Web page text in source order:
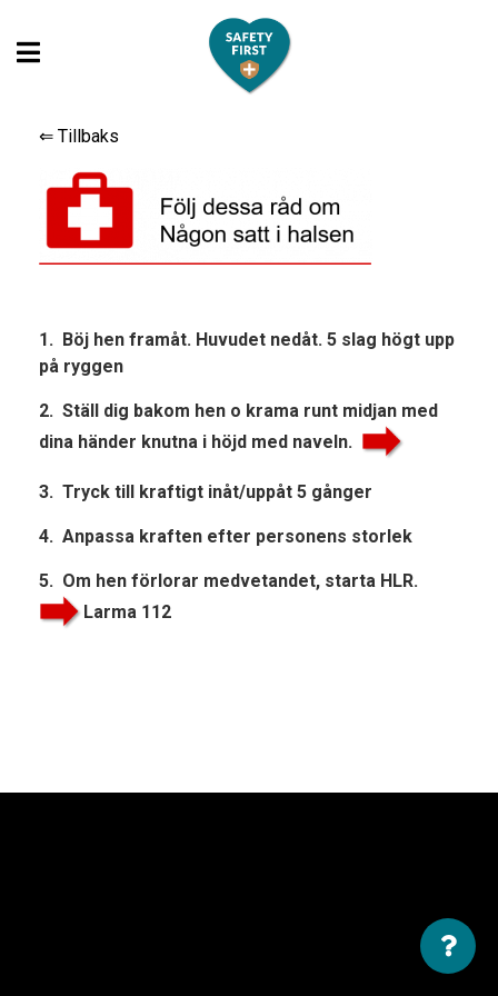
⇐ Tillbaks
1. Böj hen framåt. Huvudet nedåt. 5 slag högt upp
på ryggen
2. Ställ dig bakom hen o krama runt midjan med
dina händer knutna i höjd med naveln.
3. Tryck till kraftigt inåt/uppåt 5 gånger
4. Anpassa kraften efter personens storlek
5. Om hen förlorar medvetandet, starta HLR.
Larma 112